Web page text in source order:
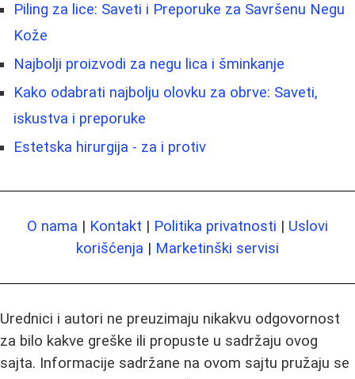
Piling za lice: Saveti i Preporuke za Savršenu Negu
Kože
Najbolji proizvodi za negu lica i šminkanje
Kako odabrati najbolju olovku za obrve: Saveti,
iskustva i preporuke
Estetska hirurgija - za i protiv
O nama | Kontakt | Politika privatnosti | Uslovi
korišćenja | Marketinški servisi
Urednici i autori ne preuzimaju nikakvu odgovornost
za bilo kakve greške ili propuste u sadržaju ovog
sajta. Informacije sadržane na ovom sajtu pružaju se